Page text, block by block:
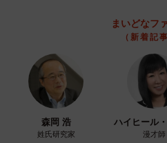
まいどなフ
（新着記
森岡 浩
姓氏研究家
ハイヒール
漫才師